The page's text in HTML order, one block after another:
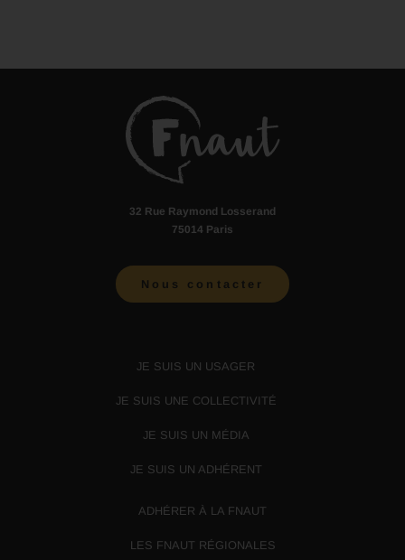
32 Rue Raymond Losserand
75014 Paris
Nous contacter
JE SUIS UN USAGER
JE SUIS UNE COLLECTIVITÉ
JE SUIS UN MÉDIA
JE SUIS UN ADHÉRENT
ADHÉRER À LA FNAUT
LES FNAUT RÉGIONALES